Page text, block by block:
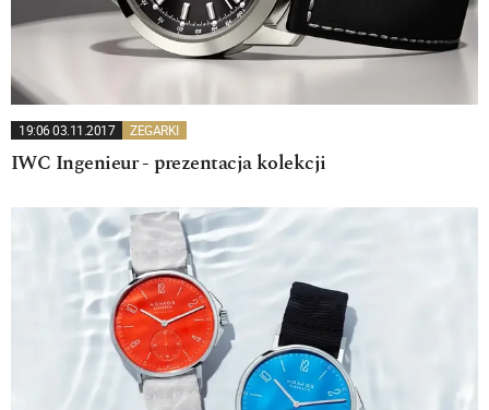
19:06 03.11.2017 ZEGARKI
IWC Ingenieur - prezentacja kolekcji